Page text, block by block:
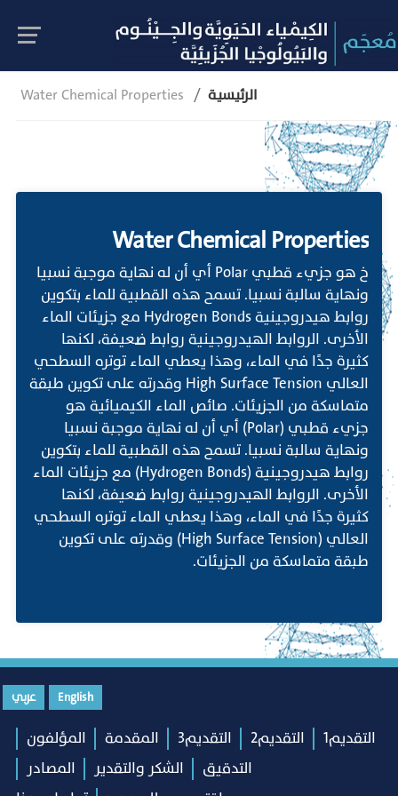
Water Chemical Properties الرئيسية
Water Chemical Properties
خ هو جزيء قطبي Polar أي أن له نهاية موجبة نسبيا
ونهاية سالبة نسبيا. تسمح هذه القطبية للماء بتكوين
روابط هيدروجينية Hydrogen Bonds مع جزيئات الماء
الأخرى. الروابط الهيدروجينية روابط ضعيفة، لكنها
كثيرة جدًا في الماء، وهذا يعطي الماء توتره السطحي
العالي High Surface Tension وقدرته على تكوين طبقة
متماسكة من الجزيئات. صائص الماء الكيميائية هو
جزيء قطبي (Polar) أي أن له نهاية موجبة نسبيا
ونهاية سالبة نسبيا. تسمح هذه القطبية للماء بتكوين
روابط هيدروجينية (Hydrogen Bonds) مع جزيئات الماء
الأخرى. الروابط الهيدروجينية روابط ضعيفة، لكنها
كثيرة جدًا في الماء، وهذا يعطي الماء توتره السطحي
العالي (High Surface Tension) وقدرته على تكوين
طبقة متماسكة من الجزيئات.
English عربي
التقديم1 التقديم2 التقديم3 المقدمة
المؤلفون
التدقيق
الشكر والتقدير
المصادر